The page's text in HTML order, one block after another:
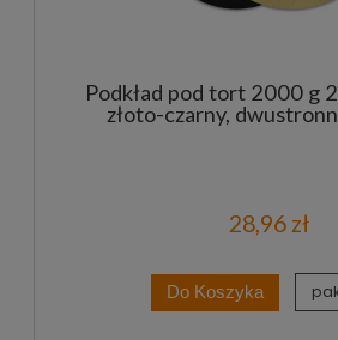
Podkład pod tort 2000 g
złoto-czarny,
28,96 zł
Do Koszyka